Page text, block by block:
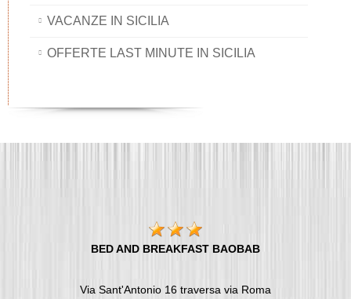
VACANZE IN SICILIA
OFFERTE LAST MINUTE IN SICILIA
BED AND BREAKFAST BAOBAB
Via Sant'Antonio 16 traversa via Roma